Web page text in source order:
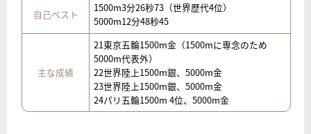
自己ベスト
1500m3分26秒73（世界歴代4位）
5000m12分48秒45
主な成績
21東京五輪1500m金（1500mに専念のため
5000m代表外）
22世界陸上1500m銀、5000m金
23世界陸上1500m銀、5000m金
24パリ五輪1500m 4位、5000m金